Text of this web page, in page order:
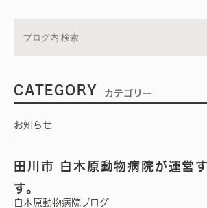
CATEGORY カテゴリー
お知らせ
田川市 白木原動物病院が運営
す。
白木原動物病院ブログ